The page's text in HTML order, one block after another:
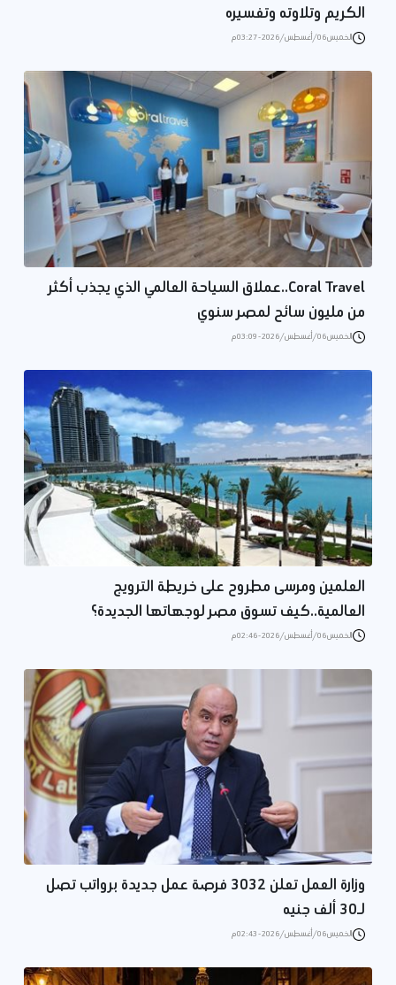
الكريم وتلاوته وتفسيره
الخميس 06/أغسطس/2026 - 03:27 م
Coral Travel..عملاق السياحة العالمي الذي يجذب أكثر
من مليون سائح لمصر سنوي
الخميس 06/أغسطس/2026 - 03:09 م
العلمين ومرسى مطروح على خريطة الترويج
العالمية..كيف تسوق مصر لوجهاتها الجديدة؟
الخميس 06/أغسطس/2026 - 02:46 م
وزارة العمل تعلن 3032 فرصة عمل جديدة برواتب تصل
لـ30 ألف جنيه
الخميس 06/أغسطس/2026 - 02:43 م